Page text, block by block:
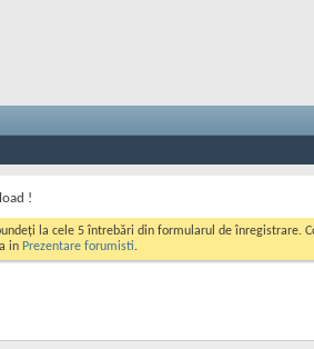
!
la cele 5 întrebări din formularul de
in Prezentare forumisti.